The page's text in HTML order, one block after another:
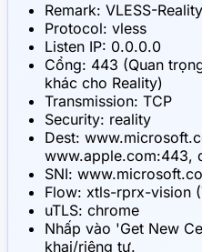
Remark: VLESS-Reality
Protocol: vless
Listen IP: 0.0.0.0
Cổng: 443 (Quan
khác cho Reality)
Transmission: TCP
Security: reality
Dest:
www.apple.com:443,
SNI:
Flow: xtls-rprx-vision
uTLS: chrome
Nhấp vào 'Get New
khai/riêng tư.